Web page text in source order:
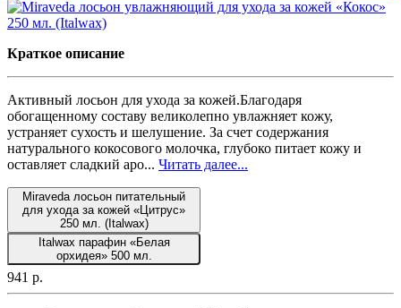
Краткое описание
Активный лосьон для ухода за кожей.Благодаря
обогащенному составу великолепно увлажняет кожу,
устраняет сухость и шелушение. За счет содержания
натурального кокосового молочка, глубоко питает кожу и
оставляет сладкий аро... Читать далее...
Miraveda лосьон питательный
для ухода за кожей «Цитрус»
250 мл. (Italwax)
Italwax парафин «Белая
орхидея» 500 мл.
941 р.